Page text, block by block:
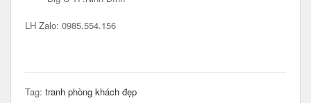
LH Zalo: 0985.554.156
Tag: tranh phòng khách đẹp